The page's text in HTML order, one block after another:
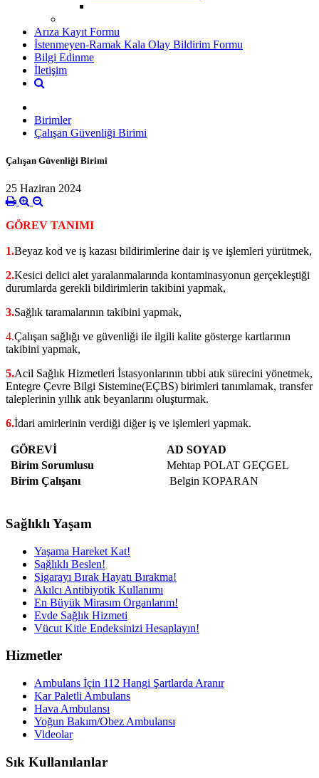
Arıza Kayıt Formu
İstenmeyen-Ramak Kala Olay Bildirim Formu
Bilgi Edinme
İletişim
Birimler
Çalışan Güvenliği Birimi
Çalışan Güvenliği Birimi
25 Haziran 2024
GÖREV TANIMI
1.Beyaz kod ve iş kazası bildirimlerine dair iş ve işlemleri yürütmek,
2.Kesici delici alet yaralanmalarında kontaminasyonun gerçekleştiği
durumlarda gerekli bildirimlerin takibini yapmak,
3.Sağlık taramalarının takibini yapmak,
4.Çalışan sağlığı ve güvenliği ile ilgili kalite gösterge kartlarının
takibini yapmak,
5.Acil Sağlık Hizmetleri İstasyonlarının tıbbi atık sürecini yönetmek,
Entegre Çevre Bilgi Sistemine(EÇBS) birimleri tanımlamak, transfer
taleplerinin yıllık atık beyanlarını oluşturmak.
6.İdari amirlerinin verdiği diğer iş ve işlemleri yapmak.
GÖREVİ
AD SOYAD
Birim Sorumlusu
Mehtap POLAT GEÇGEL
Birim Çalışanı
Belgin KOPARAN
Sağlıklı Yaşam
Yaşama Hareket Kat!
Sağlıklı Beslen!
Sigarayı Bırak Hayatı Bırakma!
Akılcı Antibiyotik Kullanımı
En Büyük Mirasım Organlarım!
Evde Sağlık Hizmeti
Vücut Kitle Endeksinizi Hesaplayın!
Hizmetler
Ambulans İçin 112 Hangi Şartlarda Aranır
Kar Paletli Ambulans
Hava Ambulansı
Yoğun Bakım/Obez Ambulansı
Videolar
Sık Kullanılanlar